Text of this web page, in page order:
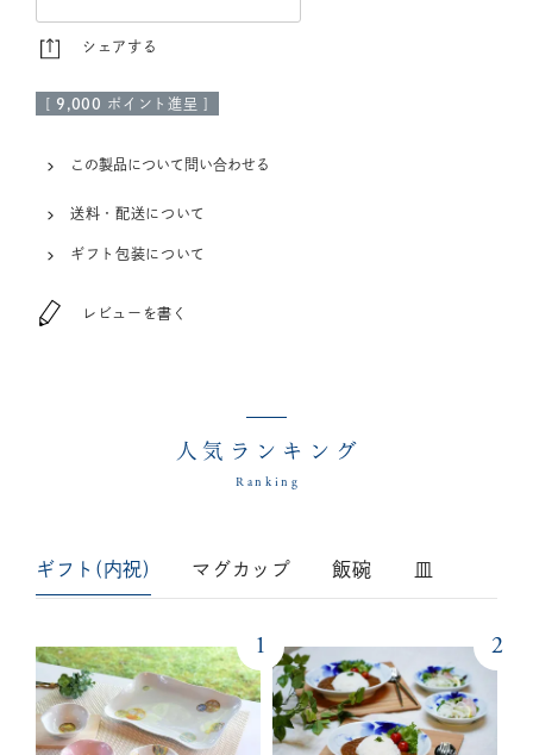
シェアする
[ 9,000 ポイント進呈 ]
この製品について問い合わせる
送料・配送について
ギフト包装について
レビューを書く
人気ランキング
Ranking
ギフト(内祝) マグカップ 飯碗 皿
1 2